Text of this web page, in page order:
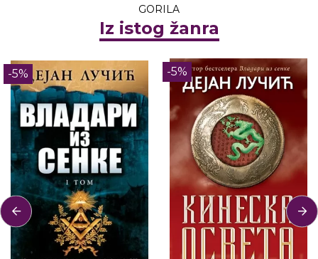
GORILA
Iz istog žanra
-5% -5%